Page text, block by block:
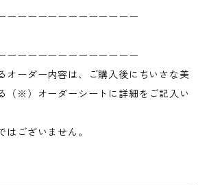
ーーーーーーーーーーーーー
ーーーーーーーーーーーーー
オーダー内容は、ご購入後にちいさな美
（※）オーダーシートに詳細をご記入い
ございません。